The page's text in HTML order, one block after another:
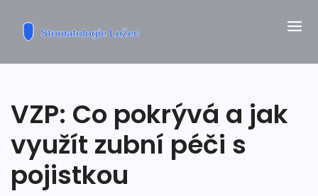
VZP: Co pokrývá a jak
využít zubní péči s
pojistkou